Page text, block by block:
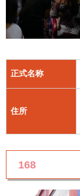
正式名称
住所
168